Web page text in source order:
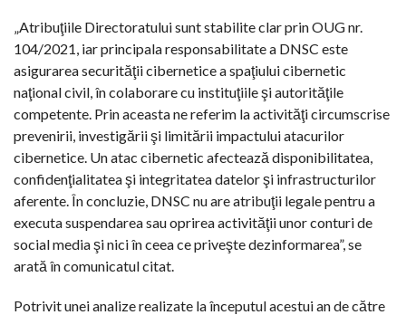
„Atribuţiile Directoratului sunt stabilite clar prin OUG nr.
104/2021, iar principala responsabilitate a DNSC este
asigurarea securităţii cibernetice a spaţiului cibernetic
naţional civil, în colaborare cu instituţiile şi autorităţile
competente. Prin aceasta ne referim la activităţi circumscrise
prevenirii, investigării şi limitării impactului atacurilor
cibernetice. Un atac cibernetic afectează disponibilitatea,
confidenţialitatea şi integritatea datelor şi infrastructurilor
aferente. În concluzie, DNSC nu are atribuţii legale pentru a
executa suspendarea sau oprirea activităţii unor conturi de
social media şi nici în ceea ce priveşte dezinformarea”, se
arată în comunicatul citat.
Potrivit unei analize realizate la începutul acestui an de către